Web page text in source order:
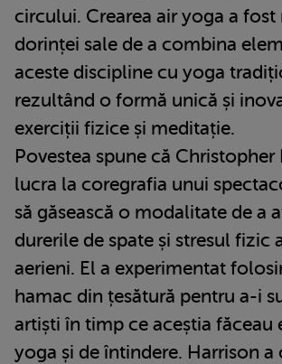
circului. Crearea air yoga a
dorinței sale de a combina
aceste discipline cu yoga
rezultând o formă unică și
exerciții fizice și meditație.
Povestea spune că Christopher
lucra la coregrafia unui
să găsească o modalitate de a
durerile de spate și stresul fizic
aerieni. El a experimentat
hamac din țesătură pentru a-i
artiști în timp ce aceștia făceau
yoga și de întindere. Harrison a